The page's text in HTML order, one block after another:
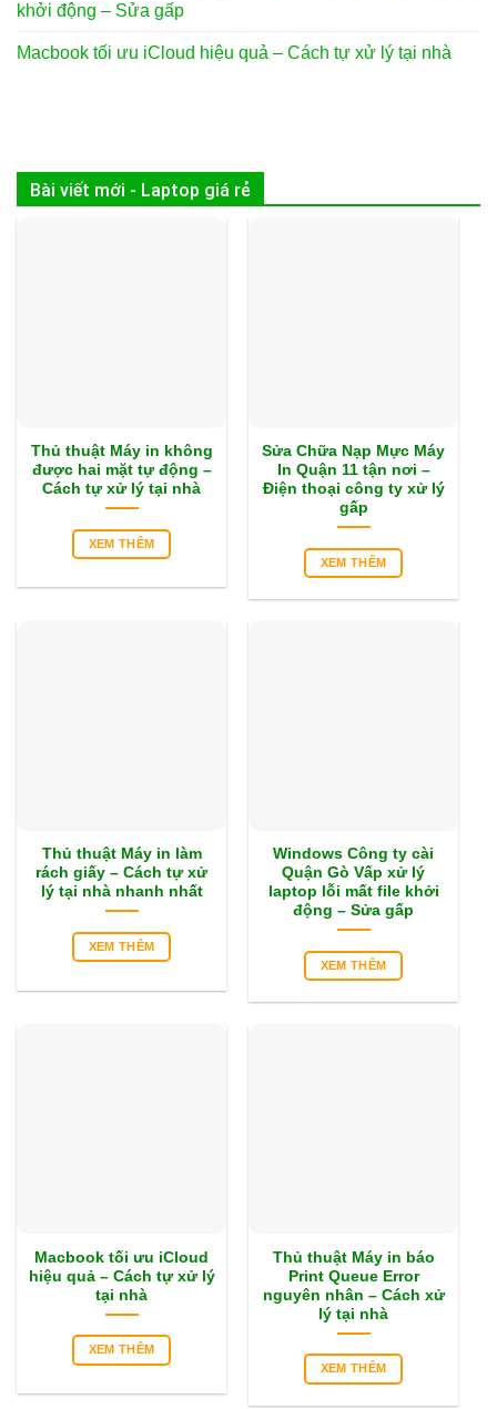
khởi động – Sửa gấp
Macbook tối ưu iCloud hiệu quả – Cách tự xử lý tại nhà
Bài viết mới - Laptop giá rẻ
Thủ thuật Máy in không
được hai mặt tự động –
Cách tự xử lý tại nhà
XEM THÊM
Sửa Chữa Nạp Mực Máy
In Quận 11 tận nơi –
Điện thoại công ty xử lý
gấp
XEM THÊM
Thủ thuật Máy in làm
rách giấy – Cách tự xử
lý tại nhà nhanh nhất
XEM THÊM
Windows Công ty cài
Quận Gò Vấp xử lý
laptop lỗi mất file khởi
động – Sửa gấp
XEM THÊM
Macbook tối ưu iCloud
hiệu quả – Cách tự xử lý
tại nhà
XEM THÊM
Thủ thuật Máy in báo
Print Queue Error
nguyên nhân – Cách xử
lý tại nhà
XEM THÊM